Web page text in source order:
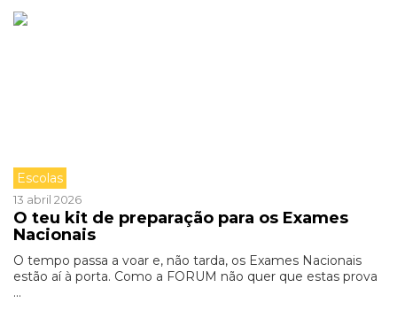
Escolas
13 abril 2026
O teu kit de preparação para os Exames
Nacionais
O tempo passa a voar e, não tarda, os Exames Nacionais
estão aí à porta. Como a FORUM não quer que estas prova
...